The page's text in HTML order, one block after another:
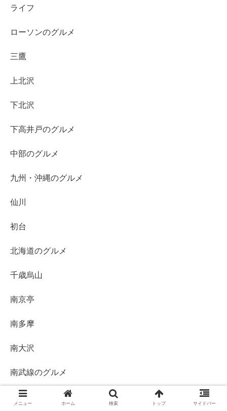
ライフ
ローソンのグルメ
三鷹
上北沢
下北沢
下高井戸のグルメ
中部のグルメ
九州・沖縄のグルメ
仙川
初台
北海道のグルメ
千歳烏山
南京亭
南多摩
南大沢
南武線のグルメ
吉祥寺
メニュー ホーム 検索 トップ サイドバー